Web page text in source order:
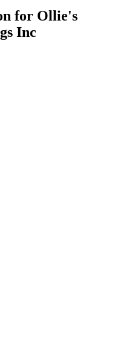
for Ollie's
Inc